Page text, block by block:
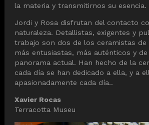
la materia y transmitirnos su esencia.
Jordi y Rosa disfrutan del contacto
naturaleza. Detallistas, exigentes y
trabajo son dos de los ceramistas de
más entusiastas, más auténticos y
panorama actual. Han hecho de la
cada día se han dedicado a ella, y a
apasionadamente cada día..
Xavier Rocas
Terracotta Museu